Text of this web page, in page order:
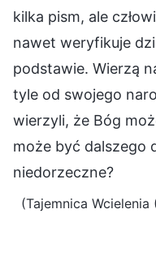
kilka pism, ale
nawet weryfikuje
podstawie. Wierzą
tyle od swojego
wierzyli, że Bóg
może być dalszego
niedorzeczne?
(Tajemnica Wcielenia